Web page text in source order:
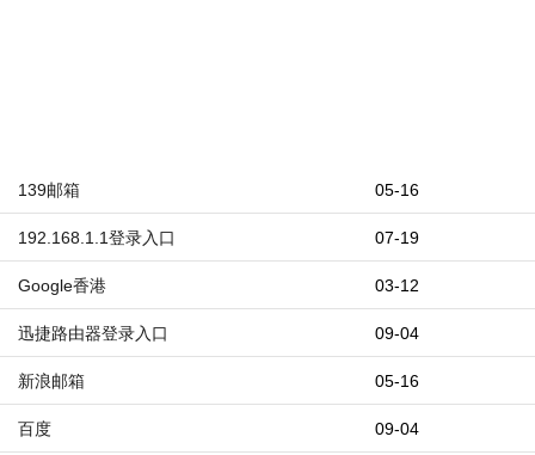
05-16
139邮箱
07-19
192.168.1.1登录入口
03-12
Google香港
09-04
迅捷路由器登录入口
05-16
新浪邮箱
09-04
百度